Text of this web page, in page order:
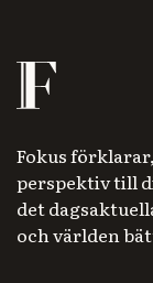
Fokus
perspektiv till
det
och världen